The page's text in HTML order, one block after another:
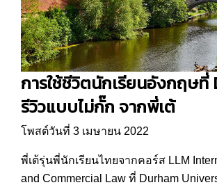
การใช้ชีวิตนักเรียนอังกฤษที่
รีวิวแบบไม่กั๊ก จากพี่เต้
โพสต์วันที่ 3 เมษายน 2022
พี่เต้รุ่นพี่นักเรียนไทยจากคอร์ส LLM
and Commercial Law ที่ Durham